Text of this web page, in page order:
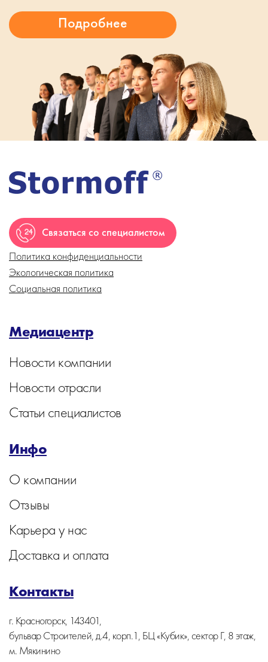
Связаться со специалистом
Политика конфиденциальности
Экологическая политика
Социальная политика
Медиацентр
Новости компании
Новости отрасли
Статьи специалистов
Инфо
О компании
Отзывы
Карьера у нас
Доставка и оплата
Контакты
г. Красногорск, 143401,
бульвар Строителей, д.4, корп.1, БЦ «Кубик», сектор Г, 8 этаж,
м. Мякинино